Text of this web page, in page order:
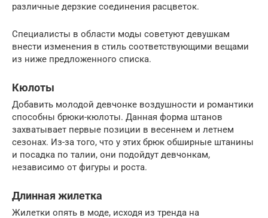
различные дерзкие соединения расцветок.
Специалисты в области моды советуют девушкам
внести изменения в стиль соответствующими вещами
из ниже предложенного списка.
Кюлоты
Добавить молодой девчонке воздушности и романтики
способны брюки-кюлоты. Данная форма штанов
захватывает первые позиции в весеннем и летнем
сезонах. Из-за того, что у этих брюк обширные штанины
и посадка по талии, они подойдут девчонкам,
независимо от фигуры и роста.
Длинная жилетка
Жилетки опять в моде, исходя из тренда на